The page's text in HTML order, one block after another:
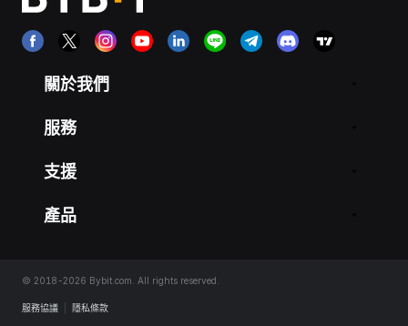
關於我們
服務
支援
產品
© 2018-2026 Bybit.com. All rights reserved.
服務協議 隱私條款